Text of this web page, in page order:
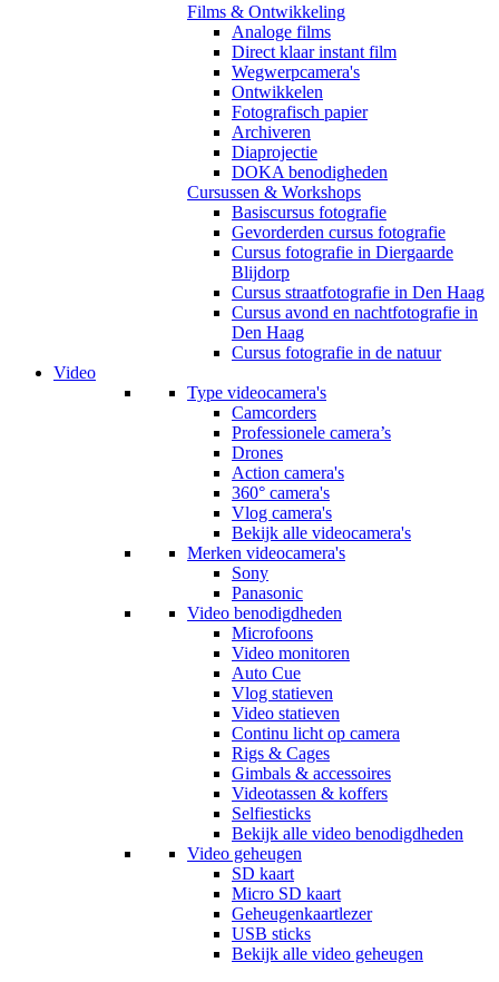
Films & Ontwikkeling
Analoge films
Direct klaar instant film
Wegwerpcamera's
Ontwikkelen
Fotografisch papier
Archiveren
Diaprojectie
DOKA benodigheden
Cursussen & Workshops
Basiscursus fotografie
Gevorderden cursus fotografie
Cursus fotografie in Diergaarde
Blijdorp
Cursus straatfotografie in Den Haag
Cursus avond en nachtfotografie in
Den Haag
Cursus fotografie in de natuur
Video
Type videocamera's
Camcorders
Professionele camera’s
Drones
Action camera's
360° camera's
Vlog camera's
Bekijk alle videocamera's
Merken videocamera's
Sony
Panasonic
Video benodigdheden
Microfoons
Video monitoren
Auto Cue
Vlog statieven
Video statieven
Continu licht op camera
Rigs & Cages
Gimbals & accessoires
Videotassen & koffers
Selfiesticks
Bekijk alle video benodigdheden
Video geheugen
SD kaart
Micro SD kaart
Geheugenkaartlezer
USB sticks
Bekijk alle video geheugen